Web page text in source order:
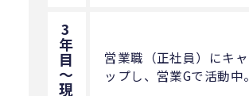
3
年
目
〜
現
営業職（正社員）にキ
ップし、営業Gで活動中。